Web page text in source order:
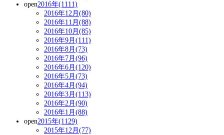
open2016年(1111)
2016年12月(80)
2016年11月(88)
2016年10月(85)
2016年9月(111)
2016年8月(73)
2016年7月(96)
2016年6月(120)
2016年5月(73)
2016年4月(94)
2016年3月(113)
2016年2月(90)
2016年1月(88)
open2015年(1129)
2015年12月(77)